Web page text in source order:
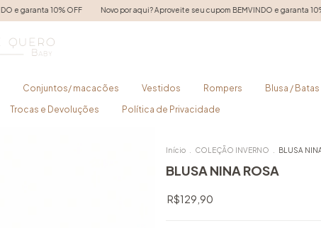
Novo por aqui? Aproveite seu cupom BEMVINDO e garanta 10% OFF Novo por
Conjuntos/ macacões Vestidos Rompers Blusa / Batas
Trocas e Devoluções Política de Privacidade
Início COLEÇÃO INVERNO BLUSA
BLUSA NINA ROSA
R$129,90